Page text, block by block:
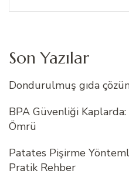
Son Yazılar
Dondurulmuş gıda
BPA Güvenliği
Ömrü
Patates Pişirme
Pratik Rehber